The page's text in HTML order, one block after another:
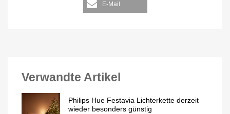
E-Mail
Verwandte Artikel
Philips Hue Festavia Lichterkette derzeit
wieder besonders günstig